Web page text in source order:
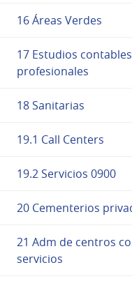
16 Áreas Verdes
17 Estudios
profesionales
18 Sanitarias
19.1 Call Centers
19.2 Servicios 0900
20 Cementerios
21 Adm de centros
servicios